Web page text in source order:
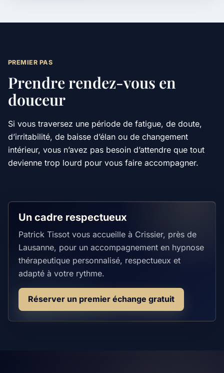
PREMIER PAS
Prendre rendez-vous en
douceur
Si vous traversez une période de fatigue, de doute,
d’irritabilité, de baisse d’élan ou de changement
intérieur, vous n’avez pas besoin d’attendre que tout
devienne trop lourd pour vous faire accompagner.
Un cadre respectueux
Patrick Tissot vous accueille à Crissier, près de
Lausanne, pour un accompagnement en hypnose
thérapeutique personnalisé, respectueux et
adapté à votre rythme.
Réserver un premier échange gratuit